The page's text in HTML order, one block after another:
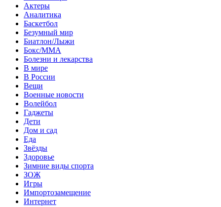
Актеры
Аналитика
Баскетбол
Безумный мир
Биатлон/Лыжи
Бокс/MMA
Болезни и лекарства
В мире
В России
Вещи
Военные новости
Волейбол
Гаджеты
Дети
Дом и сад
Еда
Звёзды
Здоровье
Зимние виды спорта
ЗОЖ
Игры
Импортозамещение
Интернет